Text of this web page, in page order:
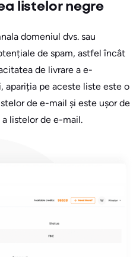
listelor negre
domeniul dvs. sau
de spam, astfel încât
de livrare a e-
apariția pe aceste liste este o
de e-mail și este ușor de
listelor de e-mail.